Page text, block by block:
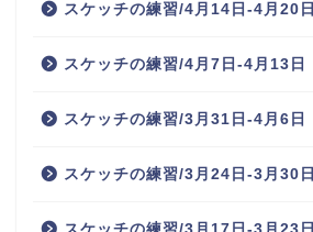
スケッチの練習/4月14日-4月20日
スケッチの練習/4月7日-4月13日
スケッチの練習/3月31日-4月6日
スケッチの練習/3月24日-3月30日